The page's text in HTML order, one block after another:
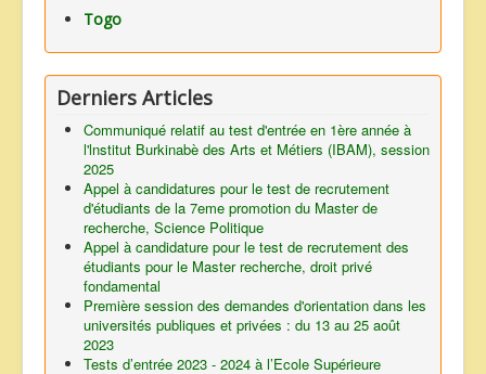
Togo
Derniers Articles
Communiqué relatif au test d'entrée en 1ère année à
l'lnstitut Burkinabè des Arts et Métiers (IBAM), session
2025
Appel à candidatures pour le test de recrutement
d'étudiants de la 7eme promotion du Master de
recherche, Science Politique
Appel à candidature pour le test de recrutement des
étudiants pour le Master recherche, droit privé
fondamental
Première session des demandes d'orientation dans les
universités publiques et privées : du 13 au 25 août
2023
Tests d’entrée 2023 - 2024 à l’Ecole Supérieure